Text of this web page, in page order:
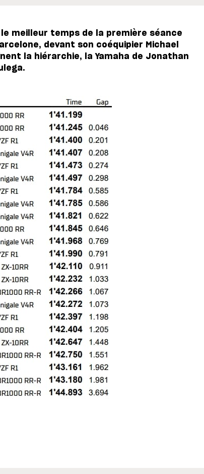
meilleur temps de la première séance
devant son coéquipier Michael
la hiérarchie, la Yamaha de Jonathan